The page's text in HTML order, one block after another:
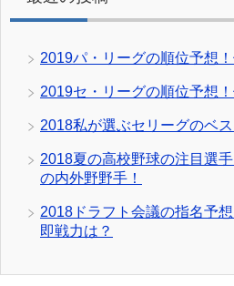
2019パ・リーグの順位予想
2019セ・リーグの順位予想
2018私が選ぶセリーグのベ
2018夏の高校野球の注目選
の内外野野手！
2018ドラフト会議の指名予
即戦力は？